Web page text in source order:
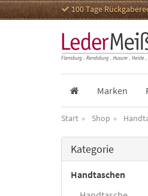
100 Tage
Marken
Start Shop
Kategorie
Handtaschen